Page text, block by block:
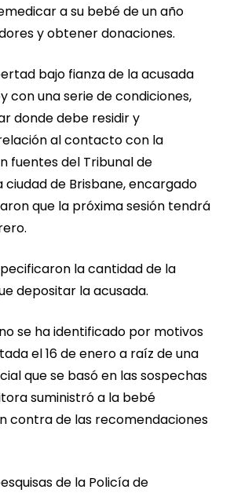
a su bebé de un año
y obtener donaciones.
bajo fianza de la acusada
con una serie de condiciones,
donde debe residir y
al contacto con la
fuentes del Tribunal de
ciudad de Brisbane, encargado
que la próxima sesión tendrá
la cantidad de la
depositar la acusada.
se ha identificado por motivos
el 16 de enero a raíz de una
que se basó en las sospechas
suministró a la bebé
contra de las recomendaciones
de la Policía de